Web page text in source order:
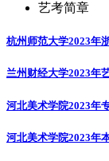
艺考简章
杭州师范大学2023年
兰州财经大学2023年
河北美术学院2023年
河北美术学院2023年